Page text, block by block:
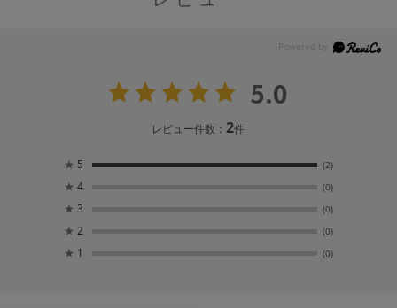
5.0
レビュー件数：2件
★ 5 (2)
★ 4 (0)
★ 3 (0)
★ 2 (0)
★ 1 (0)